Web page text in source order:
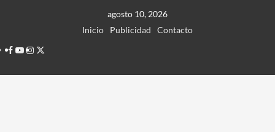
agosto 10, 2026
Inicio
Publicidad
Contacto
Facebook
Youtube
Instagram
Twitter